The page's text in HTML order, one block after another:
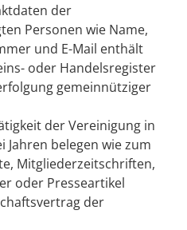
der
Personen wie Name,
und E-Mail enthält
oder Handelsregister
gemeinnütziger
der Vereinigung in
Jahren belegen wie zum
Mitgliederzeitschriften,
oder Presseartikel
der